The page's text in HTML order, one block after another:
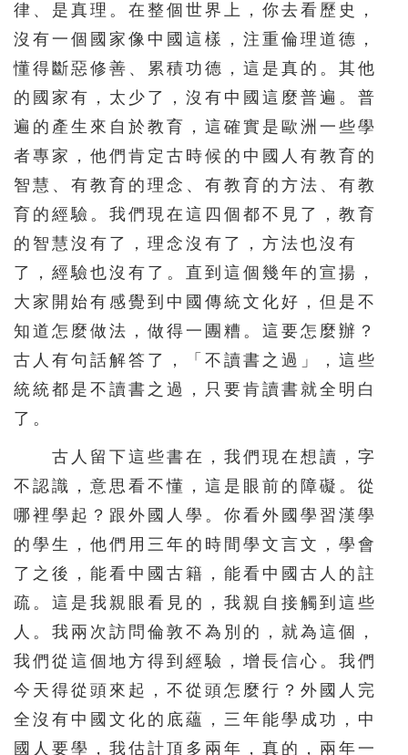
律、是真理。在整個世界上，你去看歷史，
沒有一個國家像中國這樣，注重倫理道德，
懂得斷惡修善、累積功德，這是真的。其他
的國家有，太少了，沒有中國這麼普遍。普
遍的產生來自於教育，這確實是歐洲一些學
者專家，他們肯定古時候的中國人有教育的
智慧、有教育的理念、有教育的方法、有教
育的經驗。我們現在這四個都不見了，教育
的智慧沒有了，理念沒有了，方法也沒有
了，經驗也沒有了。直到這個幾年的宣揚，
大家開始有感覺到中國傳統文化好，但是不
知道怎麼做法，做得一團糟。這要怎麼辦？
古人有句話解答了，「不讀書之過」，這些
統統都是不讀書之過，只要肯讀書就全明白
了。
古人留下這些書在，我們現在想讀，字
不認識，意思看不懂，這是眼前的障礙。從
哪裡學起？跟外國人學。你看外國學習漢學
的學生，他們用三年的時間學文言文，學會
了之後，能看中國古籍，能看中國古人的註
疏。這是我親眼看見的，我親自接觸到這些
人。我兩次訪問倫敦不為別的，就為這個，
我們從這個地方得到經驗，增長信心。我們
今天得從頭來起，不從頭怎麼行？外國人完
全沒有中國文化的底蘊，三年能學成功，中
國人要學，我估計頂多兩年，真的，兩年一